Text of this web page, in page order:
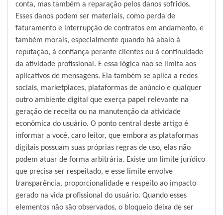
conta, mas também a reparação pelos danos sofridos.
Esses danos podem ser materiais, como perda de
faturamento e interrupção de contratos em andamento, e
também morais, especialmente quando há abalo à
reputação, à confiança perante clientes ou à continuidade
da atividade profissional. E essa lógica não se limita aos
aplicativos de mensagens. Ela também se aplica a redes
sociais, marketplaces, plataformas de anúncio e qualquer
outro ambiente digital que exerça papel relevante na
geração de receita ou na manutenção da atividade
econômica do usuário. O ponto central deste artigo é
informar a você, caro leitor, que embora as plataformas
digitais possuam suas próprias regras de uso, elas não
podem atuar de forma arbitrária. Existe um limite jurídico
que precisa ser respeitado, e esse limite envolve
transparência, proporcionalidade e respeito ao impacto
gerado na vida profissional do usuário. Quando esses
elementos não são observados, o bloqueio deixa de ser